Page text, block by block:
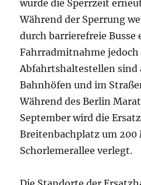
wurde die Sperrzeit
Während der Sperrung
durch barrierefreie Busse
Fahrradmitnahme
Abfahrtshaltestellen sind
Bahnhöfen und im
Während des Berlin
September wird die
Breitenbachplatz um 200
Schorlemerallee verlegt.